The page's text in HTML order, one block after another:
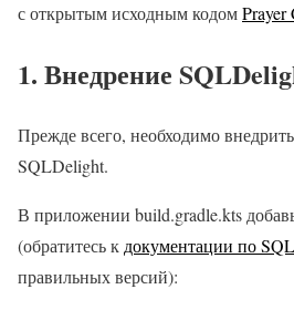
с открытым исходным кодомPrayer
1. Внедрение
Прежде всего, необходимо
SQLDelight.
В приложении build.gradle.kts
(обратитесь к документации по
правильных версий):